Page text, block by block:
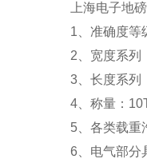
上海电子地
1、准确度等
2、宽度系列
3、长度系列
4、称量：
5、各类载重
6、电气部分